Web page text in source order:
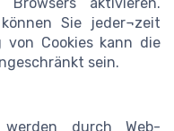
aktivieren.
Sie jeder¬zeit
von Cookies kann die
sein.
durch Web-